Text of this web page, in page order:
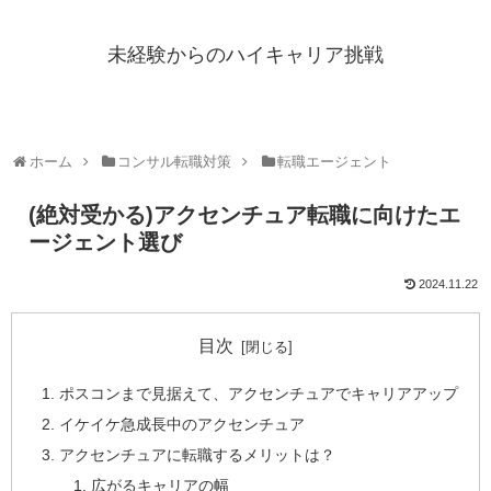
未経験からのハイキャリア挑戦
ホーム コンサル転職対策 転職エージェント
(絶対受かる)アクセンチュア転職に向けたエ
ージェント選び
2024.11.22
目次
ポスコンまで見据えて、アクセンチュアでキャリアアップ
イケイケ急成長中のアクセンチュア
アクセンチュアに転職するメリットは？
広がるキャリアの幅